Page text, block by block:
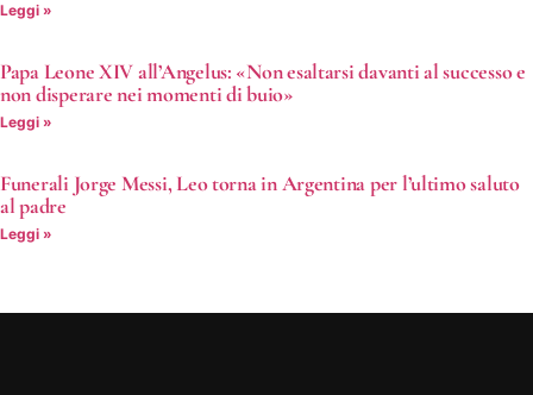
Leggi »
Papa Leone XIV all’Angelus: «Non esaltarsi davanti al successo e
non disperare nei momenti di buio»
Leggi »
Funerali Jorge Messi, Leo torna in Argentina per l’ultimo saluto
al padre
Leggi »